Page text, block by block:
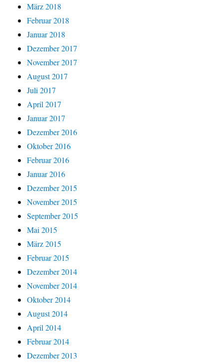
März 2018
Februar 2018
Januar 2018
Dezember 2017
November 2017
August 2017
Juli 2017
April 2017
Januar 2017
Dezember 2016
Oktober 2016
Februar 2016
Januar 2016
Dezember 2015
November 2015
September 2015
Mai 2015
März 2015
Februar 2015
Dezember 2014
November 2014
Oktober 2014
August 2014
April 2014
Februar 2014
Dezember 2013